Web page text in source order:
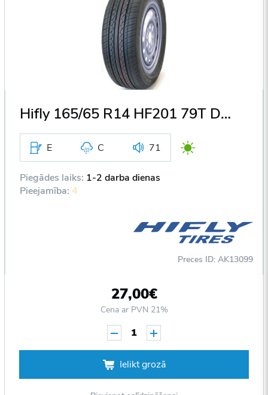
Hifly 165/65 R14 HF201 79T DOT2018
E C 71
Piegādes laiks: 1-2 darba dienas
Pieejamība: 4
Preces ID: AK13099
27,00€
Cena ar PVN 21%
1
Ielikt grozā